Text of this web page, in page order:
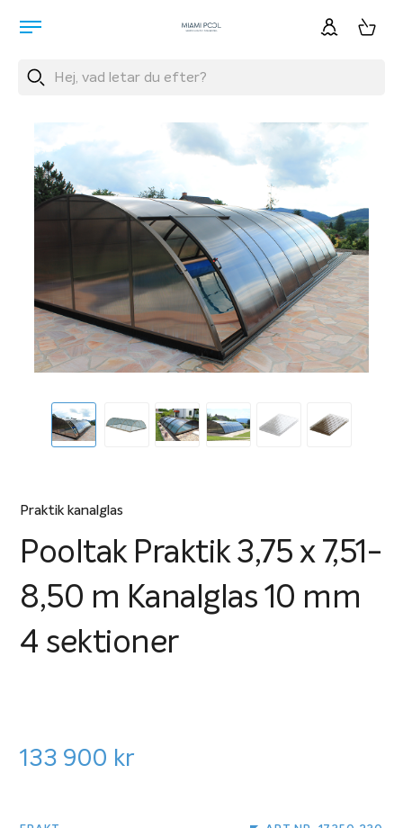
Praktik kanalglas
Pooltak Praktik 3,75 x 7,51-
8,50 m Kanalglas 10 mm
4 sektioner
133 900 kr